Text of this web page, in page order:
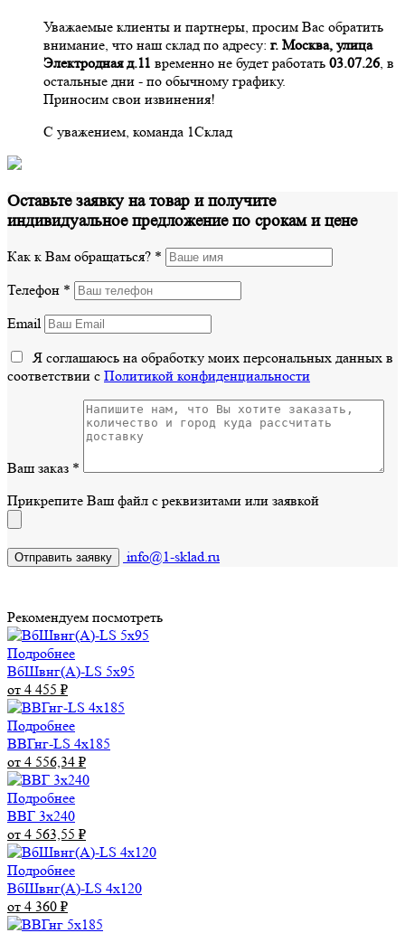
Уважаемые клиенты и партнеры, просим Вас обратить
внимание, что наш склад по адресу: г. Москва, улица
Электродная д.11 временно не будет работать 03.07.26, в
остальные дни - по обычному графику.
Приносим свои извинения!
С уважением, команда 1Склад
Оставьте заявку на товар и получите
индивидуальное предложение по срокам и цене
Как к Вам обращаться? *
Телефон *
Email
Я соглашаюсь на обработку моих персональных данных в
соответствии с Политикой конфиденциальности
Ваш заказ *
Прикрепите Ваш файл с реквизитами или заявкой
info@1-sklad.ru
Рекомендуем посмотреть
Подробнее
ВбШвнг(А)-LS 5х95
от 4 455 ₽
Подробнее
ВВГнг-LS 4х185
от 4 556,34 ₽
Подробнее
ВВГ 3х240
от 4 563,55 ₽
Подробнее
ВбШвнг(А)-LS 4х120
от 4 360 ₽